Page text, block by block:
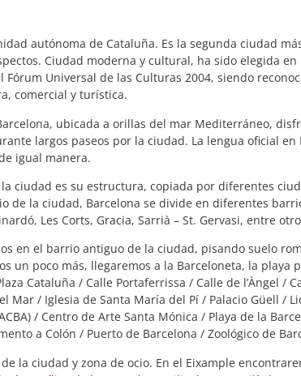
autónoma de Cataluña. Es la segunda ciudad
Ciudad moderna y cultural, ha sido elegida
Fórum Universal de las Culturas 2004, siendo
comercial y turística.
ubicada a orillas del mar Mediterráneo,
largos paseos por la ciudad. La lengua oficial
igual manera.
ciudad es su estructura, copiada por diferentes
de la ciudad, Barcelona se divide en diferentes
Les Corts, Gracia, Sarrià – St. Gervasi, entre
en el barrio antiguo de la ciudad, pisando suelo
un poco más, llegaremos a la Barceloneta, la playa
Cataluña / Calle Portaferrissa / Calle de l’Àngel /
Mar / Iglesia de Santa María del Pí / Palacio Güell /
/ Centro de Arte Santa Mónica / Playa de la
a Colón / Puerto de Barcelona / Zoológico de
la ciudad y zona de ocio. En el Eixample